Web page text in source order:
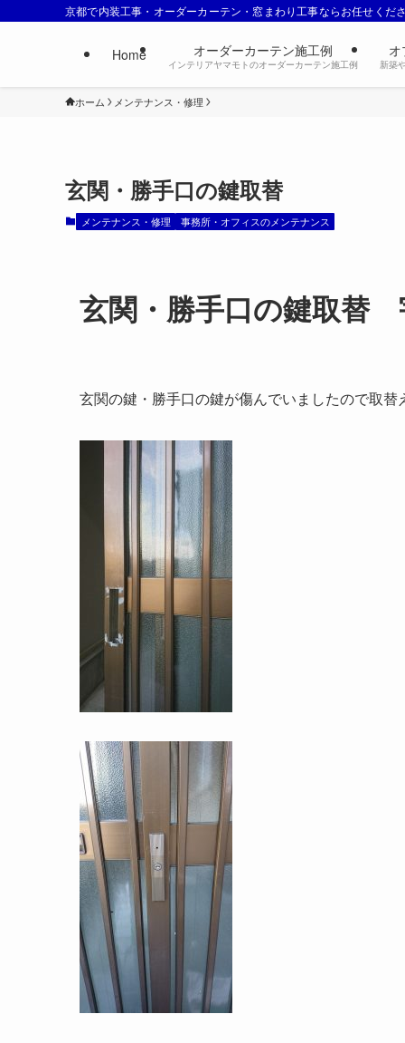
京都で内装工事・オーダーカーテン・窓まわり工事ならお任せくだ
Home オーダーカーテン施工例
インテリアヤマモトのオーダーカーテン施工例 新築
ホーム メンテナンス・修理
玄関・勝手口の鍵取替
メンテナンス・修理 事務所・オフィスのメンテナンス
玄関・勝手口の鍵取替
玄関の鍵・勝手口の鍵が傷んでいましたので取替